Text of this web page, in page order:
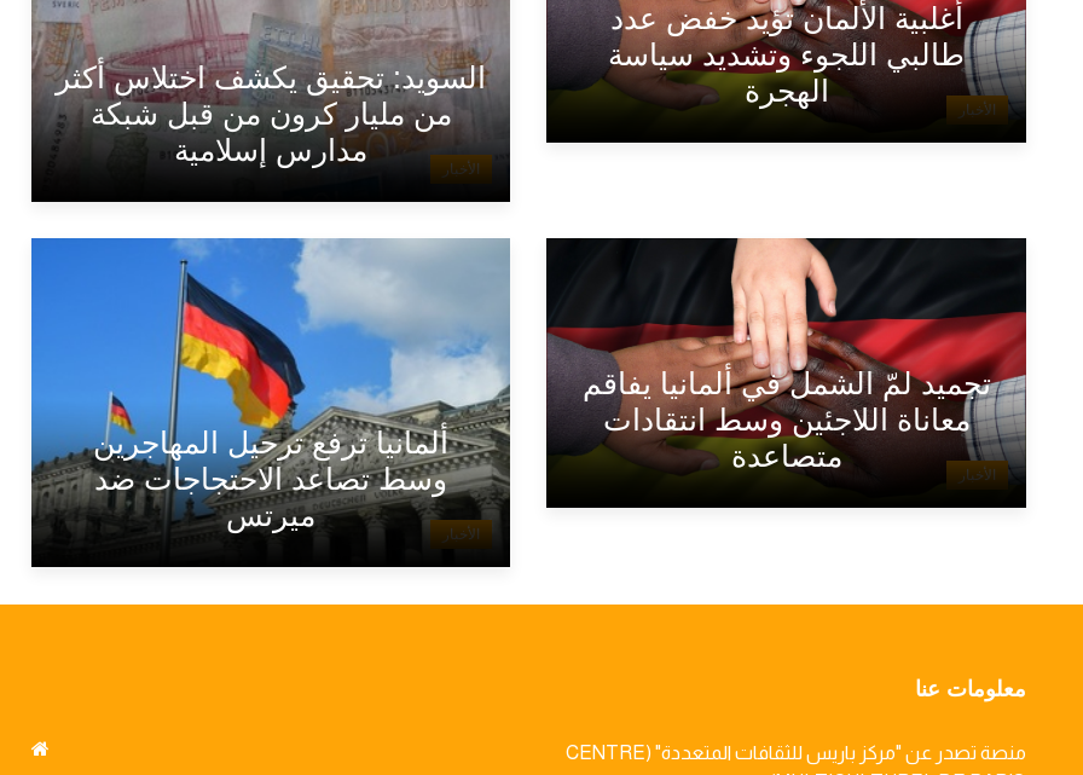
الأخبار
أغلبية الألمان تؤيد خفض عدد
طالبي اللجوء وتشديد سياسة
الهجرة
الأخبار
السويد: تحقيق يكشف اختلاس أكثر
من مليار كرون من قبل شبكة
مدارس إسلامية
الأخبار
تجميد لمّ الشمل في ألمانيا يفاقم
معاناة اللاجئين وسط انتقادات
متصاعدة
الأخبار
ألمانيا ترفع ترحيل المهاجرين
وسط تصاعد الاحتجاجات ضد
ميرتس
معلومات عنا
منصة تصدر عن "مركز باريس للثقافات المتعددة" (CENTRE